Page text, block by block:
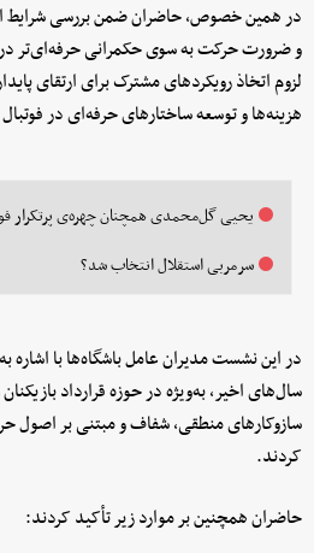
در همین خصوص، حاضران ضمن بررسی شرایط
و ضرورت حرکت به سوی حکمرانی حرفه‌ای‌تر در
لزوم اتخاذ رویکردهای مشترک برای ارتقای
هزینه‌ها و توسعه ساختارهای حرفه‌ای در
یحیی گل‌محمدی همچنان چهره‌ی پرتکرار
سرمربی استقلال انتخاب شد؟
در این نشست مدیران عامل باشگاه‌ها با اشاره
سال‌های اخیر، به‌ویژه در حوزه قرارداد
سازوکارهای منطقی، شفاف و مبتنی بر اصول
کردند.
حاضران همچنین بر موارد زیر تأکید کردند: